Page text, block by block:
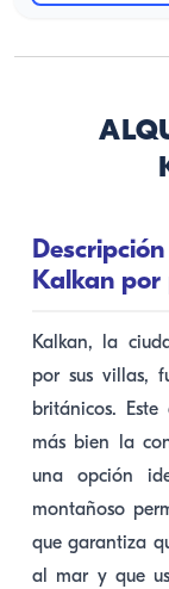
Kalkan por
Kalkan, la
por sus villas,
británicos.
más bien la
una opción
montañoso
que garantiza
al mar y que